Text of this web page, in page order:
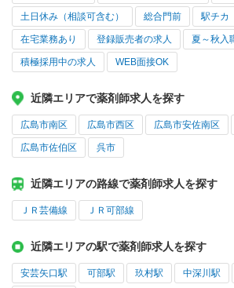
土日休み（相談可含む） 総合門前 駅チカ
在宅業務あり 登録販売者の求人 夏～秋入
積極採用中の求人 WEB面接OK
近隣エリアで薬剤師求人を探す
広島市南区 広島市西区 広島市安佐南区
広島市佐伯区 呉市
近隣エリアの路線で薬剤師求人を探す
ＪＲ芸備線 ＪＲ可部線
近隣エリアの駅で薬剤師求人を探す
安芸矢口駅 可部駅 玖村駅 中深川駅